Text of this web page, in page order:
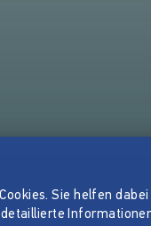
Sie helfen dabei